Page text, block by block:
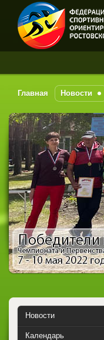
на-
Главная Новости
Новости
Календарь